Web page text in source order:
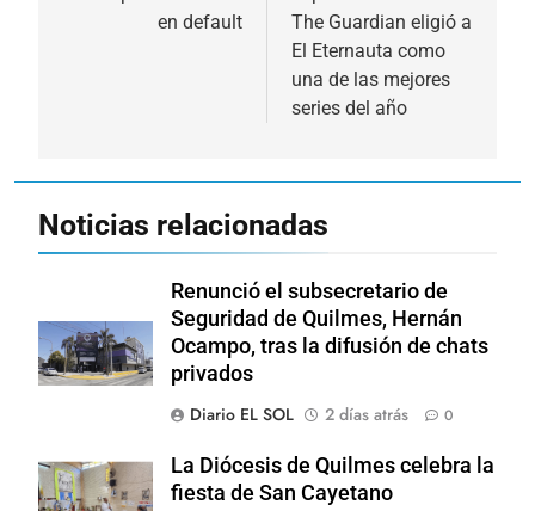
en default
The Guardian eligió a
El Eternauta como
una de las mejores
series del año
Noticias relacionadas
Renunció el subsecretario de
Seguridad de Quilmes, Hernán
Ocampo, tras la difusión de chats
privados
Diario EL SOL
2 días atrás 0
La Diócesis de Quilmes celebra la
fiesta de San Cayetano